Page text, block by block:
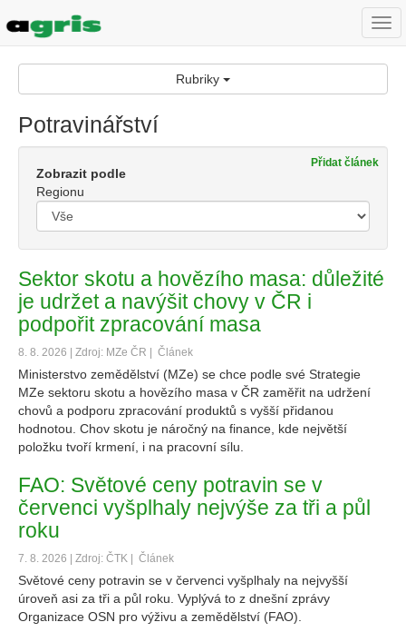
Rubriky
Potravinářství
Přidat článek
Zobrazit podle
Regionu
Sektor skotu a hovězího masa: důležité
je udržet a navýšit chovy v ČR i
podpořit zpracování masa
8. 8. 2026 | Zdroj: MZe ČR | Článek
Ministerstvo zemědělství (MZe) se chce podle své Strategie
MZe sektoru skotu a hovězího masa v ČR zaměřit na udržení
chovů a podporu zpracování produktů s vyšší přidanou
hodnotou. Chov skotu je náročný na finance, kde největší
položku tvoří krmení, i na pracovní sílu.
FAO: Světové ceny potravin se v
červenci vyšplhaly nejvýše za tři a půl
roku
7. 8. 2026 | Zdroj: ČTK | Článek
Světové ceny potravin se v červenci vyšplhaly na nejvyšší
úroveň asi za tři a půl roku. Vyplývá to z dnešní zprávy
Organizace OSN pro výživu a zemědělství (FAO).